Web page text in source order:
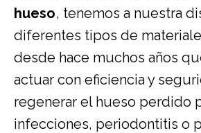
hueso, tenemos a nuestra
diferentes tipos de
desde hace muchos años
actuar con eficiencia y
regenerar el hueso perdido
infecciones, periodontitis o